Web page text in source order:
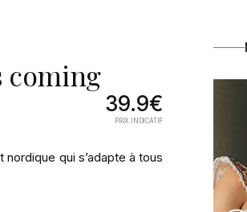
coming
39.9€
PRIX INDICATIF
qui s’adapte à tous